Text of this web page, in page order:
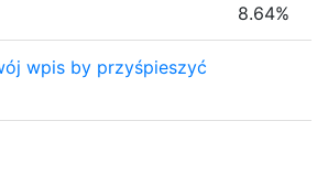
8.64%
wpis by przyśpieszyć